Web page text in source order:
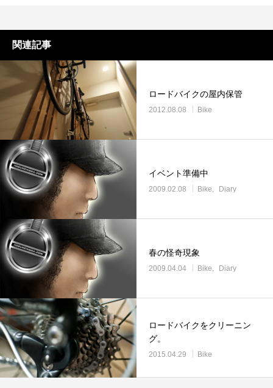
関連記事
ロードバイクの屋内保管
2012.08.08 Bike
イベント準備中
2009.02.08 Bike Diary
春の怪奇現象
2009.04.04 Bike Diary
ロードバイクをクリーニン
グ。
2015.04.29 Bike